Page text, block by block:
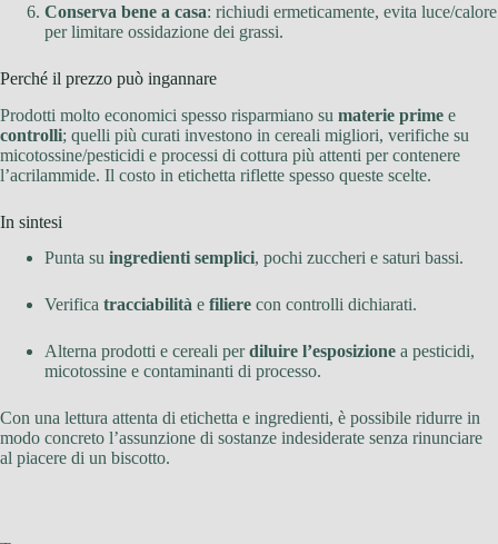
Conserva bene a casa: richiudi ermeticamente, evita luce/calore
per limitare ossidazione dei grassi.
Perché il prezzo può ingannare
Prodotti molto economici spesso risparmiano su materie prime e
controlli; quelli più curati investono in cereali migliori, verifiche su
micotossine/pesticidi e processi di cottura più attenti per contenere
l’acrilammide. Il costo in etichetta riflette spesso queste scelte.
In sintesi
Punta su ingredienti semplici, pochi zuccheri e saturi bassi.
Verifica tracciabilità e filiere con controlli dichiarati.
Alterna prodotti e cereali perdiluire l’esposizione a pesticidi,
micotossine e contaminanti di processo.
Con una lettura attenta di etichetta e ingredienti, è possibile ridurre in
modo concreto l’assunzione di sostanze indesiderate senza rinunciare
al piacere di un biscotto.